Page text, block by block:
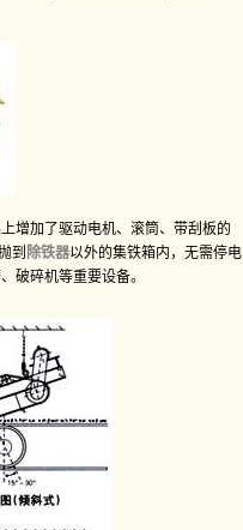
增加了驱动电机、滚筒、带刮板的
到 除铁器以外的集铁箱内，无需停电
破碎机等重要设备。